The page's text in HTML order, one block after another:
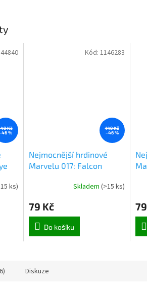
Kč
%
ks)
149 Kč
–46 %
Nejmocnější hrdinové
Marvelu 017: Falcon
Skladem (>15 ks)
79 Kč
Do košíku
Kód: 1146283
Diskuze